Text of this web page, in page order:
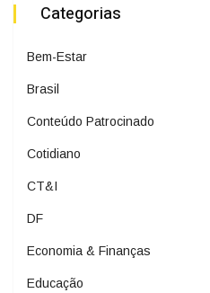
Categorias
Bem-Estar
Brasil
Conteúdo Patrocinado
Cotidiano
CT&I
DF
Economia & Finanças
Educação